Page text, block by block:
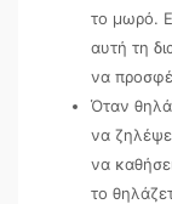
το μωρό.
αυτή τη
να
Όταν
να
να
το